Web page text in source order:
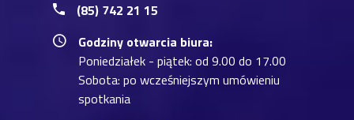
(85) 742 21 15
Godziny otwarcia biura:
Poniedziałek - piątek: od 9.00 do 17.00
Sobota: po wcześniejszym umówieniu
spotkania